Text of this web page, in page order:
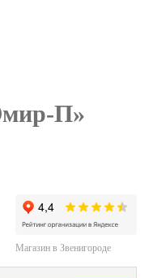
П»
Магазин в Звенигороде